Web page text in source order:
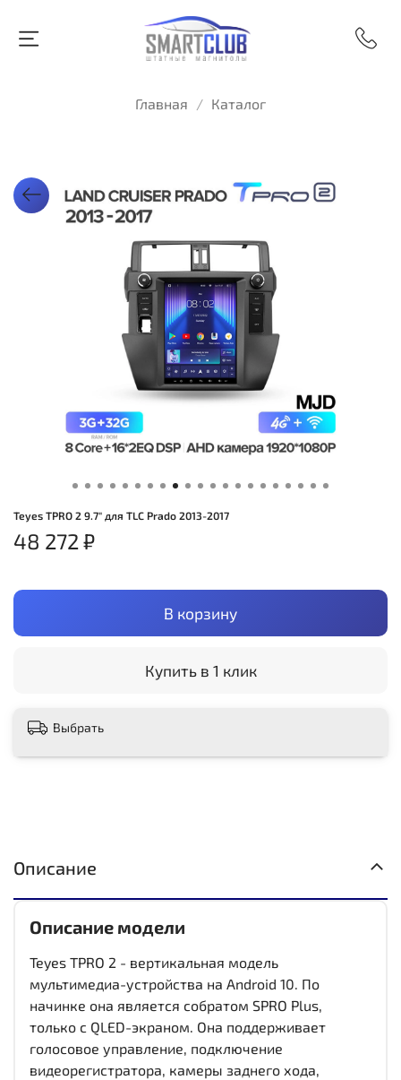
Главная Каталог
Teyes TPRO 2 9.7" для TLC Prado 2013-2017
48 272 ₽
В корзину
Купить в 1 клик
Выбрать
Описание
Описание модели
Teyes TPRO 2 - вертикальная модель
мультимедиа-устройства на Android 10. По
начинке она является собратом SPRO Plus,
только с QLED-экраном. Она поддерживает
голосовое управление, подключение
видеорегистратора, камеры заднего хода,